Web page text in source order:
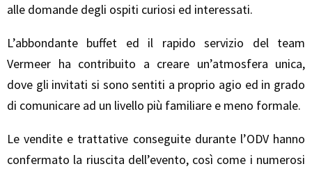
alle domande degli ospiti curiosi ed interessati.
L’abbondante buffet ed il rapido servizio del team
Vermeer ha contribuito a creare un’atmosfera unica,
dove gli invitati si sono sentiti a proprio agio ed in grado
di comunicare ad un livello più familiare e meno formale.
Le vendite e trattative conseguite durante l’ODV hanno
confermato la riuscita dell’evento, così come i numerosi